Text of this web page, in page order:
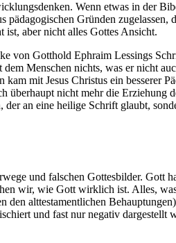
Wenn etwas in der
Gründen zugelassen,
ist, aber nicht alles Gottes Ansicht.
von Gotthold Ephraim Lessings
Menschen nichts, was er nicht
mit Jesus Christus ein besserer
nicht mehr die Erziehung
an eine heilige Schrift glaubt,
und falschen Gottesbilder. Gott
wir, wie Gott wirklich ist. Alles,
alttestamentlichen
und fast nur negativ dargestellt